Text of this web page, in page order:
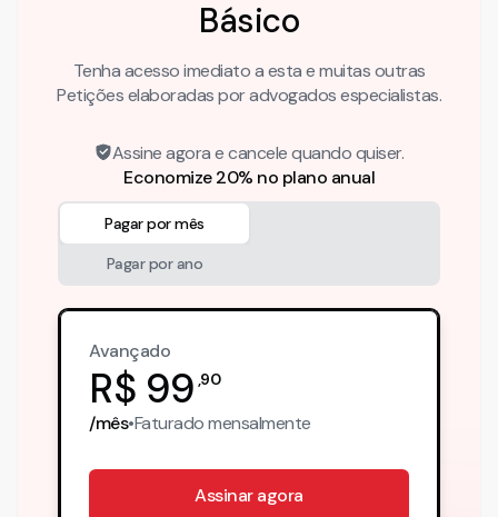
Básico
Tenha acesso imediato a esta e muitas outras
Petições elaboradas por advogados especialistas.
Assine agora e cancele quando quiser.
Economize 20% no plano anual
Pagar por mês
Pagar por ano
Avançado
R$ 99 90
/mês•Faturadomensalmente
Assinar agora